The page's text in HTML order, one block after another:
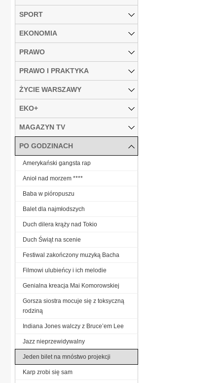
SPORT
EKONOMIA
PRAWO
PRAWO I PRAKTYKA
ŻYCIE WARSZAWY
EKO+
MAGAZYN TV
PO GODZINACH
Amerykański gangsta rap
Anioł nad morzem ****
Baba w pióropuszu
Balet dla najmłodszych
Duch dilera krąży nad Tokio
Duch Świąt na scenie
Festiwal zakończony muzyką Bacha
Filmowi ulubieńcy i ich melodie
Genialna kreacja Mai Komorowskiej
Gorsza siostra mocuje się z toksyczną
rodziną
Indiana Jones walczy z Bruce’em Lee
Jazz nieprzewidywalny
Jeden bilet na mnóstwo projekcji
Karp zrobi się sam